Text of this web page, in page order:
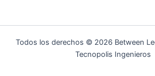
Todos los derechos © 2026 Between
Tecnopolis Ingenieros